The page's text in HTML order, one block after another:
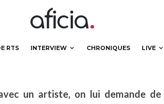
RTS INTERVIEW CHRONIQUES LIVE
un artiste, on lui demande de